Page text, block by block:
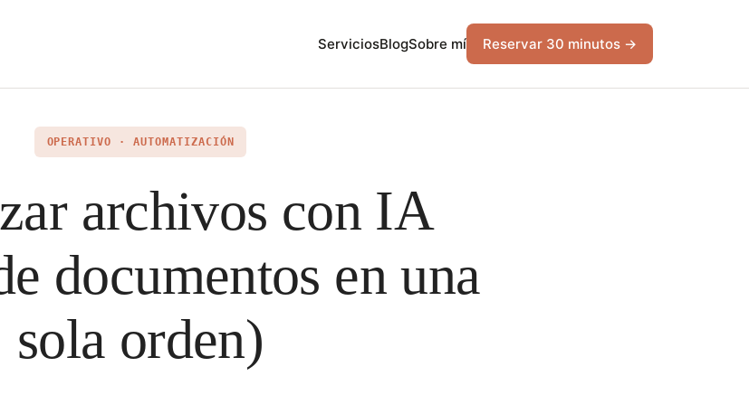
ServiciosBlogSobre mí Reservar 30 minutos →
OPERATIVO · AUTOMATIZACIÓN
archivos con IA
documentos en una
sola orden)